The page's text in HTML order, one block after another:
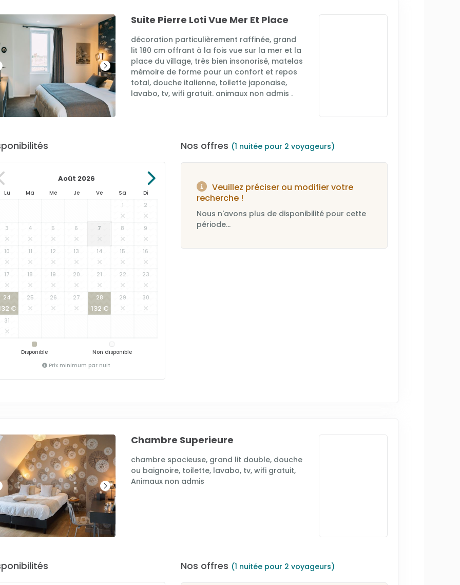
Suite Pierre Loti Vue Mer Et Place
décoration particulièrement raffinée, grand
lit 180 cm offrant à la fois vue sur la mer et la
place du village, très bien insonorisé, matelas
mémoire de forme pour un confort et repos
total, douche italienne, toilette japonaise,
lavabo, tv, wifi gratuit. animaux non admis .
Août 2026
Lu Ma Me Je Ve Sa
Di
1
2
3 4 5 6 7 8 9
10 11 12 13 14 15 16
17 18 19 20 21 22 23
24
€
25 26 27 28
132 €
29 30
31
Disponible
Non disponible
Prix minimum par nuit
Nos offres (1 nuitée pour 2 voyageurs)
Veuillez préciser ou modifier votre
recherche !
Nous n'avons plus de disponibilité pour cette
période...
Chambre Superieure
chambre spacieuse, grand lit double, douche
ou baignoire, toilette, lavabo, tv, wifi gratuit,
Animaux non admis
Nos offres (1 nuitée pour 2 voyageurs)